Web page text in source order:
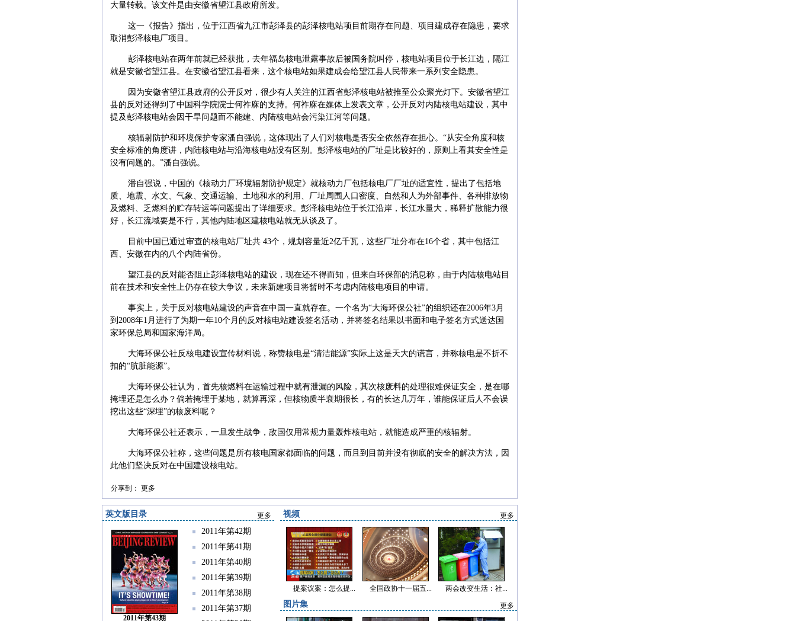
大量转载。该文件是由安徽省望江县政府所发。
这一《报告》指出，位于江西省九江市彭泽县的彭泽核电站项目前期存在问题、项目建成存在隐患，要求
取消彭泽核电厂项目。
彭泽核电站在两年前就已经获批，去年福岛核电泄露事故后被国务院叫停，核电站项目位于长江边，隔江
就是安徽省望江县。在安徽省望江县看来，这个核电站如果建成会给望江县人民带来一系列安全隐患。
因为安徽省望江县政府的公开反对，很少有人关注的江西省彭泽核电站被推至公众聚光灯下。安徽省望江
县的反对还得到了中国科学院院士何祚庥的支持。何祚庥在媒体上发表文章，公开反对内陆核电站建设，其中
提及彭泽核电站会因干旱问题而不能建、内陆核电站会污染江河等问题。
核辐射防护和环境保护专家潘自强说，这体现出了人们对核电是否安全依然存在担心。“从安全角度和核
安全标准的角度讲，内陆核电站与沿海核电站没有区别。彭泽核电站的厂址是比较好的，原则上看其安全性是
没有问题的。”潘自强说。
潘自强说，中国的《核动力厂环境辐射防护规定》就核动力厂包括核电厂厂址的适宜性，提出了包括地
质、地震、水文、气象、交通运输、土地和水的利用、厂址周围人口密度、自然和人为外部事件、各种排放物
及燃料、乏燃料的贮存转运等问题提出了详细要求。彭泽核电站位于长江沿岸，长江水量大，稀释扩散能力很
好，长江流域要是不行，其他内陆地区建核电站就无从谈及了。
目前中国已通过审查的核电站厂址共 43个，规划容量近2亿千瓦，这些厂址分布在16个省，其中包括江
西、安徽在内的八个内陆省份。
望江县的反对能否阻止彭泽核电站的建设，现在还不得而知，但来自环保部的消息称，由于内陆核电站目
前在技术和安全性上仍存在较大争议，未来新建项目将暂时不考虑内陆核电项目的申请。
事实上，关于反对核电站建设的声音在中国一直就存在。一个名为“大海环保公社”的组织还在2006年3月
到2008年1月进行了为期一年10个月的反对核电站建设签名活动，并将签名结果以书面和电子签名方式送达国
家环保总局和国家海洋局。
大海环保公社反核电建设宣传材料说，称赞核电是“清洁能源”实际上这是天大的谎言，并称核电是不折不
扣的“肮脏能源”。
大海环保公社认为，首先核燃料在运输过程中就有泄漏的风险，其次核废料的处理很难保证安全，是在哪
掩埋还是怎么办？倘若掩埋于某地，就算再深，但核物质半衰期很长，有的长达几万年，谁能保证后人不会误
挖出这些“深埋”的核废料呢？
大海环保公社还表示，一旦发生战争，敌国仅用常规力量轰炸核电站，就能造成严重的核辐射。
大海环保公社称，这些问题是所有核电国家都面临的问题，而且到目前并没有彻底的安全的解决方法，因
此他们坚决反对在中国建设核电站。
分享到： 更多
英文版目录 更多
2011年第43期
2011年第42期
2011年第41期
2011年第40期
2011年第39期
2011年第38期
2011年第37期
视频 更多
提案议案：怎么提... 全国政协十一届五... 两会改变生活：社...
图片集 更多